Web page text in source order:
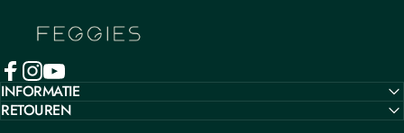
INFORMATIE
RETOUREN